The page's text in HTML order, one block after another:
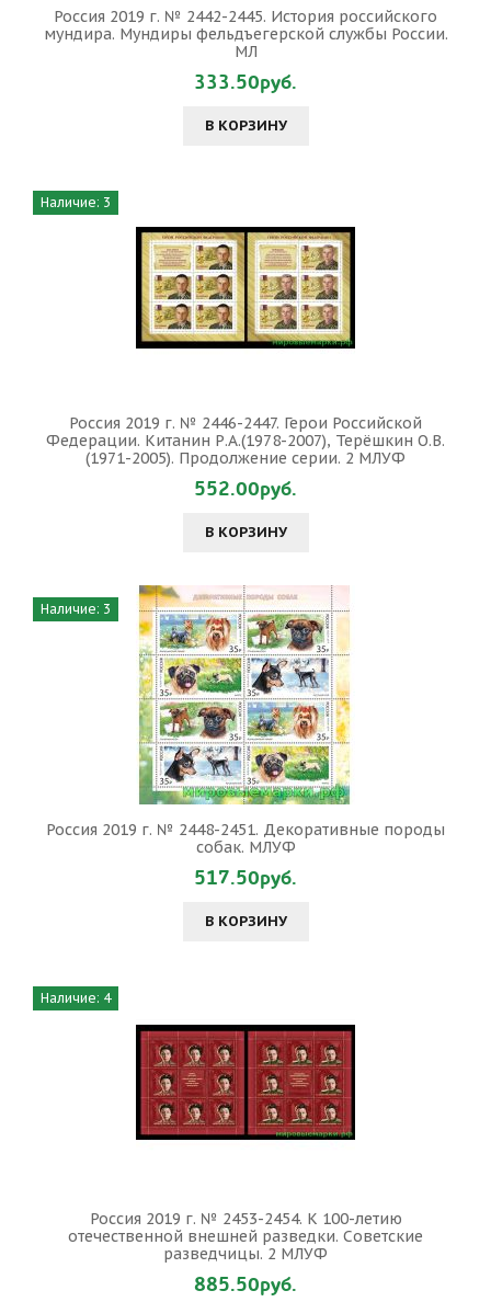
Россия 2019 г. № 2442-2445. История российского
мундира. Мундиры фельдъегерской службы России.
МЛ
333.50руб.
В КОРЗИНУ
Наличие: 3
Россия 2019 г. № 2446-2447. Герои Российской
Федерации. Китанин Р.А.(1978-2007), Терёшкин О.В.
(1971-2005). Продолжение серии. 2 МЛУФ
552.00руб.
В КОРЗИНУ
Наличие: 3
Россия 2019 г. № 2448-2451. Декоративные породы
собак. МЛУФ
517.50руб.
В КОРЗИНУ
Наличие: 4
Россия 2019 г. № 2453-2454. К 100-летию
отечественной внешней разведки. Советские
разведчицы. 2 МЛУФ
885.50руб.